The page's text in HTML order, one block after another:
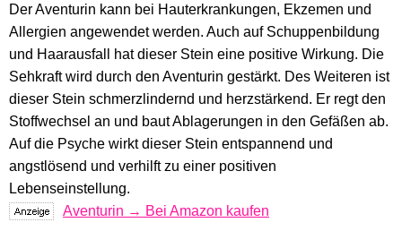
Der Aventurin kann bei Hauterkrankungen, Ekzemen und
Allergien angewendet werden. Auch auf Schuppenbildung
und Haarausfall hat dieser Stein eine positive Wirkung. Die
Sehkraft wird durch den Aventurin gestärkt. Des Weiteren ist
dieser Stein schmerzlindernd und herzstärkend. Er regt den
Stoffwechsel an und baut Ablagerungen in den Gefäßen ab.
Auf die Psyche wirkt dieser Stein entspannend und
angstlösend und verhilft zu einer positiven
Lebenseinstellung.
Aventurin → Bei Amazon kaufen